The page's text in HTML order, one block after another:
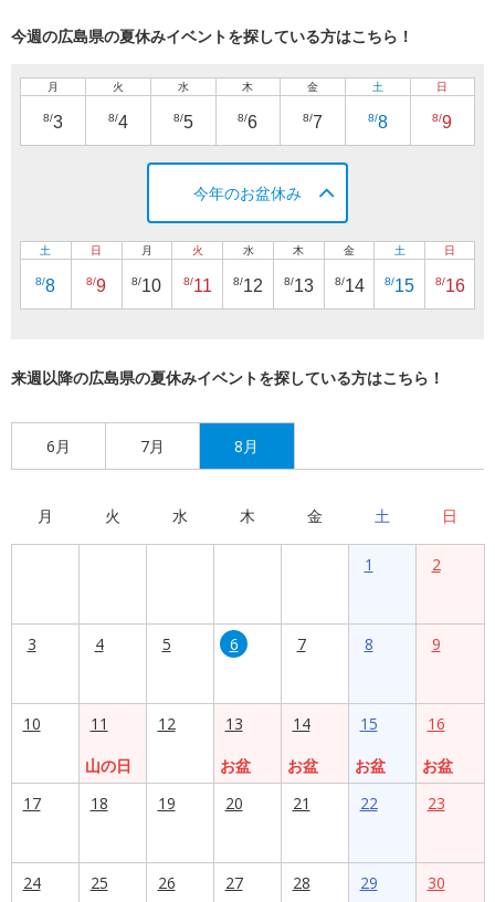
今週の広島県の夏休みイベントを探している方はこちら！
月
8/3
火
8/4
水
8/5
木
8/6
金
8/7
土
8/8
日
8/9
今年のお盆休み
土
8/8
日
8/9
月
8/10
火
8/11
水
8/12
木
8/13
金
8/14
土
8/15
日
8/16
来週以降の広島県の夏休みイベントを探している方はこちら！
6月 7月 8月
月 火 水 木 金 土 日
1 2
3 4 5 6 7 8 9
10
11
山の日
12
13
お盆
14
お盆
15
お盆
16
お盆
17
18 19 20 21 22 23
24 25 26 27 28 29 30